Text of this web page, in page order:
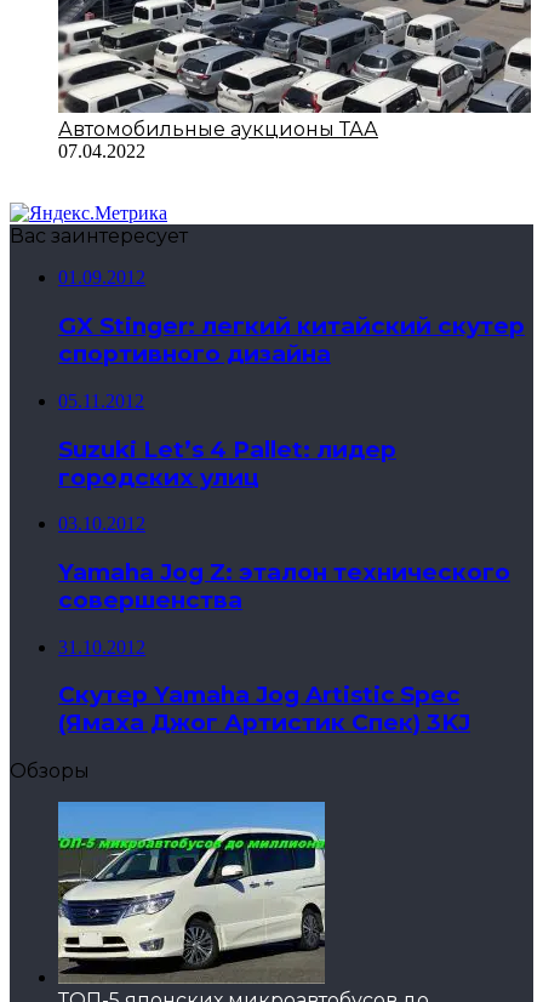
Автомобильные аукционы ТАА
07.04.2022
Вас заинтересует
01.09.2012
GX Stinger: легкий китайский скутер
спортивного дизайна
05.11.2012
Suzuki Let’s 4 Pallet: лидер
городских улиц
03.10.2012
Yamaha Jog Z: эталон технического
совершенства
31.10.2012
Скутер Yamaha Jog Artistic Spec
(Ямаха Джог Артистик Спек) 3KJ
Обзоры